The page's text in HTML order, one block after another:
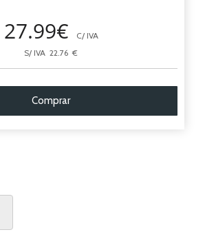
27.99€
C/ IVA
S/ IVA 22.76 €
Comprar